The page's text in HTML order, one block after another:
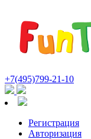
+7(495)799-21-10
Регистрация
Авторизация